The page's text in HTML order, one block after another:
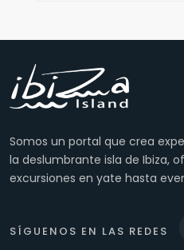
Somos un portal que crea
la deslumbrante isla de Ibiza,
excursiones en yate hasta
SÍGUENOS EN LAS REDES